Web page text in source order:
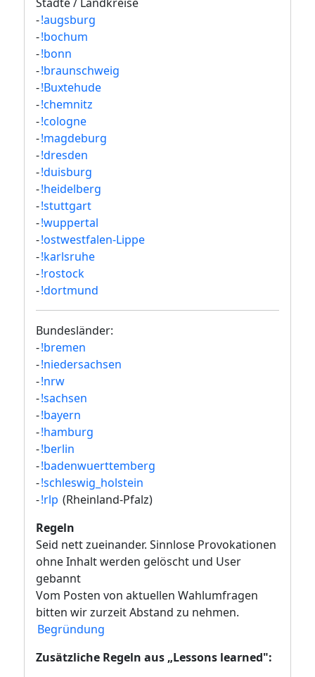
Städte / Landkreise
-!augsburg
-!bochum
-!bonn
-!braunschweig
-!Buxtehude
-!chemnitz
-!cologne
-!magdeburg
-!dresden
-!duisburg
-!heidelberg
-!stuttgart
-!wuppertal
-!ostwestfalen-Lippe
-!karlsruhe
-!rostock
-!dortmund
Bundesländer:
-!bremen
-!niedersachsen
-!nrw
-!sachsen
-!bayern
-!hamburg
-!berlin
-!badenwuerttemberg
-!schleswig_holstein
-!rlp (Rheinland-Pfalz)
Regeln
Seid nett zueinander. Sinnlose Provokationen
ohne Inhalt werden gelöscht und User
gebannt
Vom Posten von aktuellen Wahlumfragen
bitten wir zurzeit Abstand zu nehmen.
Begründung
Zusätzliche Regeln aus „Lessons learned":